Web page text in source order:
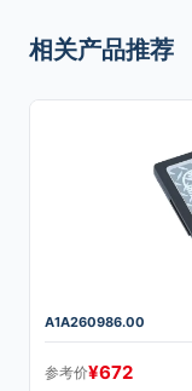
相关产品推荐
A1A260986.00
参考价¥672